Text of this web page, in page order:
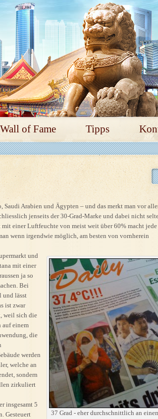
Wall of Fame Tipps
Arabien und Ägypten – und das merkt man vor
jenseits der 30-Grad-Marke und dabei nicht
einer Luftfeuchte von meist weit über 60% macht jede
wenn irgendwie möglich, am besten von vornherein
37 Grad - eher durchschnittlich an
und
mit einer
ja so
Bei
und lässt
ist zwar
weil sich die
auf einem
die
werden
welche an
sondern
zirkuliert
insgesamt 5
Gesteuert